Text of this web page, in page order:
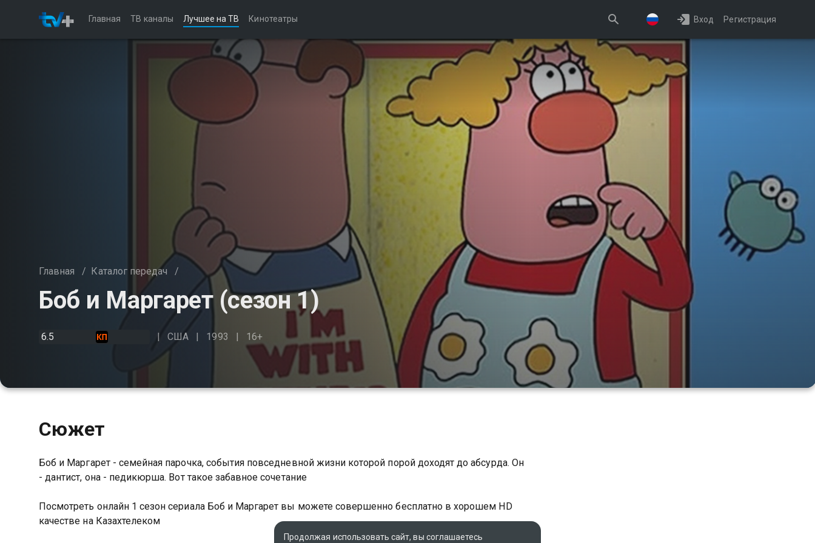
Главная ТВ каналы Лучшее на ТВ Кинотеатры Вход Регистрация
Главная / Каталог передач /
Боб и Маргарет (сезон 1)
6.5 США 1993 16+
Сюжет
Боб и Маргарет - семейная парочка, события повседневной жизни которой порой доходят до абсурда. Он
- дантист, она - педикюрша. Вот такое забавное сочетание
Посмотреть онлайн 1 сезон сериала Боб и Маргарет вы можете совершенно бесплатно в хорошем HD
качестве на Казахтелеком
Продолжая использовать сайт, вы соглашаетесь